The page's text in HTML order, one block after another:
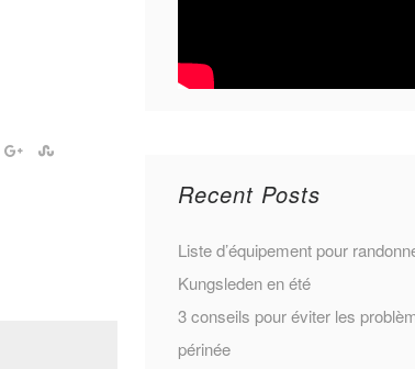
Recent Posts
Liste d’équipement pour
Kungsleden en été
3 conseils pour éviter les
périnée